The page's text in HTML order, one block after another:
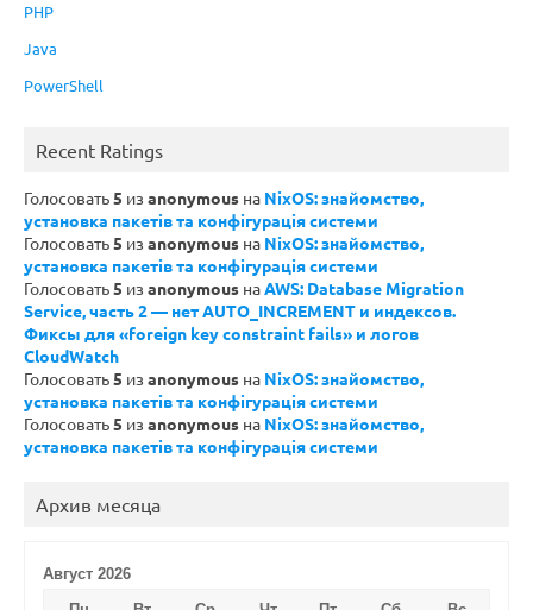
PHP
Java
PowerShell
Recent Ratings
Голосовать5 из anonymous на NixOS: знайомство,
установка пакетів та конфігурація системи
Голосовать5 из anonymous на NixOS: знайомство,
установка пакетів та конфігурація системи
Голосовать5 из anonymous наAWS: Database Migration
Service, часть 2 — нет AUTO_INCREMENT и индексов.
Фиксы для «foreign key constraint fails» и логов
CloudWatch
Голосовать5 из anonymous на NixOS: знайомство,
установка пакетів та конфігурація системи
Голосовать5 из anonymous на NixOS: знайомство,
установка пакетів та конфігурація системи
Архив месяца
Август 2026